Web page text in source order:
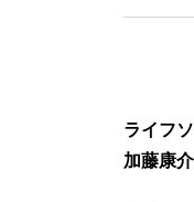
ライフ
加藤康